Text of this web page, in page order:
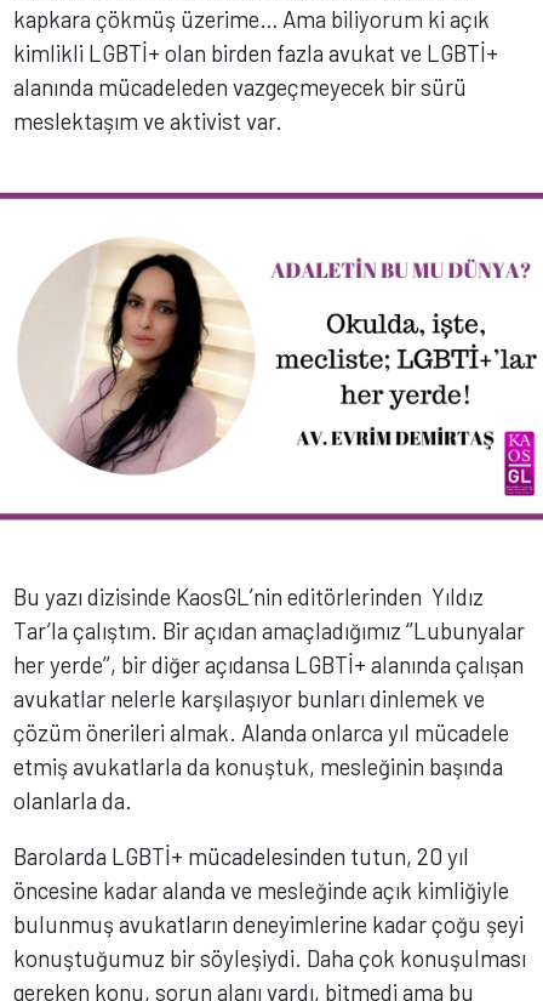
kapkara çökmüş üzerime… Ama biliyorum ki açık
kimlikli LGBTİ+ olan birden fazla avukat ve LGBTİ+
alanında mücadeleden vazgeçmeyecek bir sürü
meslektaşım ve aktivist var.
Bu yazı dizisinde KaosGL’nin editörlerinden Yıldız
Tar’la çalıştım. Bir açıdan amaçladığımız ‘’Lubunyalar
her yerde’’, bir diğer açıdansa LGBTİ+ alanında çalışan
avukatlar nelerle karşılaşıyor bunları dinlemek ve
çözüm önerileri almak. Alanda onlarca yıl mücadele
etmiş avukatlarla da konuştuk, mesleğinin başında
olanlarla da.
Barolarda LGBTİ+ mücadelesinden tutun, 20 yıl
öncesine kadar alanda ve mesleğinde açık kimliğiyle
bulunmuş avukatların deneyimlerine kadar çoğu şeyi
konuştuğumuz bir söyleşiydi. Daha çok konuşulması
gereken konu, sorun alanı vardı, bitmedi ama bu